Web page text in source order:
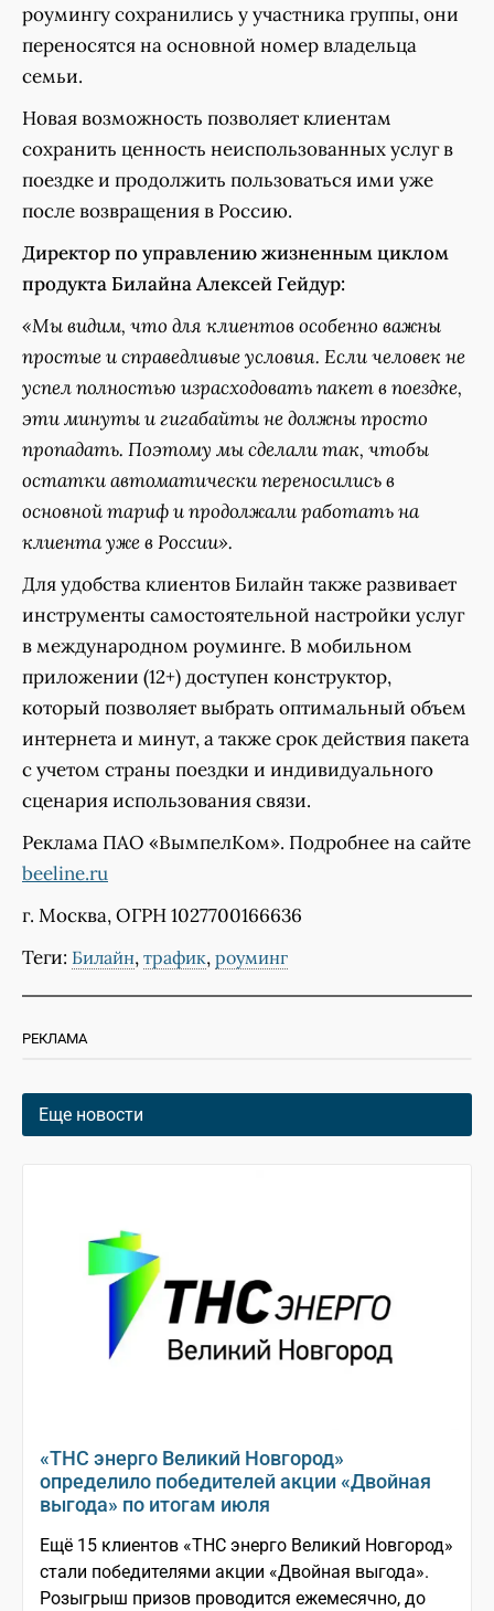
роумингу сохранились у участника группы, они
переносятся на основной номер владельца
семьи.
Новая возможность позволяет клиентам
сохранить ценность неиспользованных услуг в
поездке и продолжить пользоваться ими уже
после возвращения в Россию.
Директор по управлению жизненным циклом
продукта Билайна Алексей Гейдур:
«Мы видим, что для клиентов особенно важны
простые и справедливые условия. Если человек не
успел полностью израсходовать пакет в поездке,
эти минуты и гигабайты не должны просто
пропадать. Поэтому мы сделали так, чтобы
остатки автоматически переносились в
основной тариф и продолжали работать на
клиента уже в России».
Для удобства клиентов Билайн также развивает
инструменты самостоятельной настройки услуг
в международном роуминге. В мобильном
приложении (12+) доступен конструктор,
который позволяет выбрать оптимальный объем
интернета и минут, а также срок действия пакета
с учетом страны поездки и индивидуального
сценария использования связи.
Реклама ПАО «ВымпелКом». Подробнее на сайте
beeline.ru
г. Москва, ОГРН 1027700166636
Теги: Билайн, трафик, роуминг
РЕКЛАМА
Еще новости
«ТНС энерго Великий Новгород»
определило победителей акции «Двойная
выгода» по итогам июля
Ещё 15 клиентов «ТНС энерго Великий Новгород»
стали победителями акции «Двойная выгода».
Розыгрыш призов проводится ежемесячно, до